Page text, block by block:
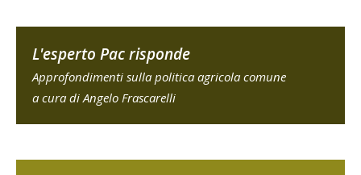
L'esperto Pac risponde
Approfondimenti sulla politica agricola comune
a cura di Angelo Frascarelli